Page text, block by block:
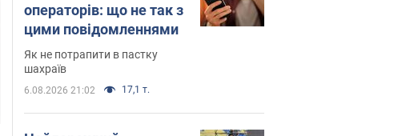
операторів: що не так з
цими повідомленнями
Як не потрапити в пастку
шахраїв
6.08.2026 21:02 17,1 т.